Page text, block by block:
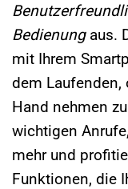
Bedienungaus.
mit Ihrem
dem Laufenden,
Hand nehmen
wichtigen
mehr und
Funktionen, die